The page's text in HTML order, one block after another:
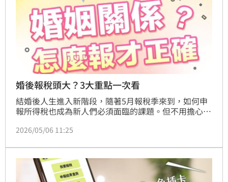
婚後報稅頭大？3大重點一次看
結婚後人生進入新階段，隨著5月報稅季來到，如何申
報所得稅也成為新人們必須面臨的課題。但不用擔心，
2026/05/06 11:25